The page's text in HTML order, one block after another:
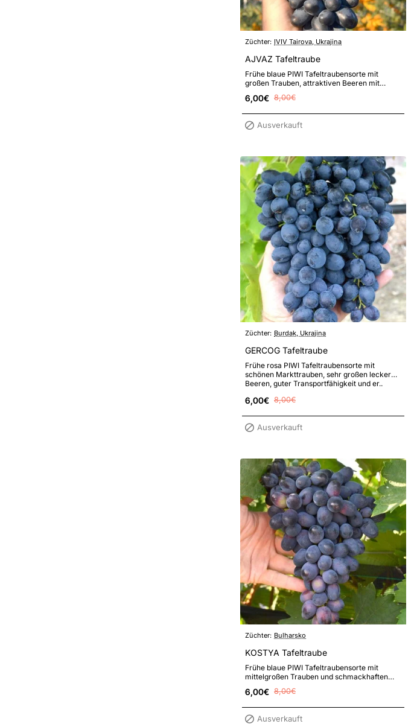
Züchter: IVIV Tairova, Ukrajina
AJVAZ Tafeltraube
Frühe blaue PIWI Tafeltraubensorte mit
großen Trauben, attraktiven Beeren mit
Muskatgeschmack und erhöhten Resistenz
geg..
6,00€ 8,00€
Ausverkauft
Züchter: Burdak, Ukrajina
GERCOG Tafeltraube
Frühe rosa PIWI Tafeltraubensorte mit
schönen Markttrauben, sehr großen leckeren
Beeren, guter Transportfähigkeit und er..
6,00€ 8,00€
Ausverkauft
Züchter: Bulharsko
KOSTYA Tafeltraube
Frühe blaue PIWI Tafeltraubensorte mit
mittelgroßen Trauben und schmackhaften
Pilzkrank..
6,00€ 8,00€
Ausverkauft